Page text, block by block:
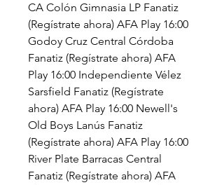
CA Colón Gimnasia LP Fanatiz
(Regístrate ahora) AFA Play 16:00
Godoy Cruz Central Córdoba
Fanatiz (Regístrate ahora) AFA
Play 16:00 Independiente Vélez
Sarsfield Fanatiz (Regístrate
ahora) AFA Play 16:00 Newell's
Old Boys Lanús Fanatiz
(Regístrate ahora) AFA Play 16:00
River Plate Barracas Central
Fanatiz (Regístrate ahora) AFA